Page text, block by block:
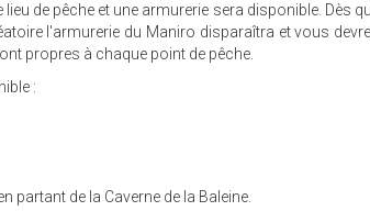
de pêche et une armurerie sera disponible. Dès
l'armurerie du Maniro disparaîtra et vous
propres à chaque point de pêche.
:
partant de la Caverne de la Baleine.